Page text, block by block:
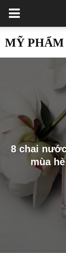
MỸ PHẨM
8 chai
mùa